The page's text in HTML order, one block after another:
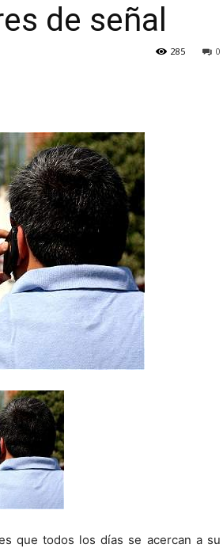
de señal
0
285
que todos los días se acercan a su